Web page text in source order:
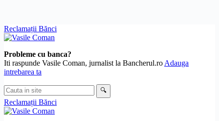
Skip
to
Reclamații Bănci
Probleme cu banca?
Iti raspunde Vasile Coman, jurnalist la Bancherul.ro Adauga
intrebarea ta
Cauta
in
site
🔍
Reclamații Bănci